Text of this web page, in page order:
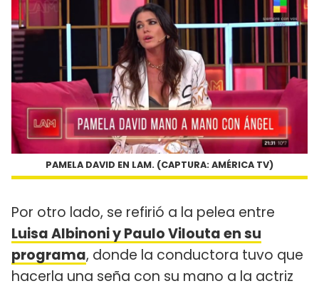
PAMELA DAVID EN LAM. (CAPTURA: AMÉRICA TV)
Por otro lado, se refirió a la pelea entre
Luisa Albinoni y Paulo Vilouta en su
programa, donde la conductora tuvo que
hacerla una seña con su mano a la actriz